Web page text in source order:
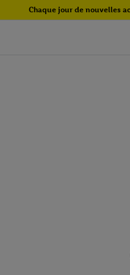
Chaque jour de nouvelles